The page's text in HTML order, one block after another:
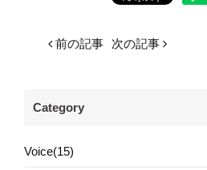
前の記事 次の記事
Category
Voice(15)